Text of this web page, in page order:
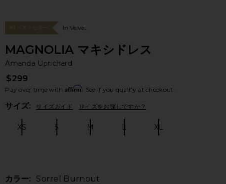
#1 ベストセラー In Velvet
MAGNOLIA マキシドレス
Amanda Uprichard
$299
Pay over time with Affirm. See if you qualify at checkout.
サイズ: サイズガイド サイズをお探しですか？
XS S M L XL
カラー: Sorrel Burnout